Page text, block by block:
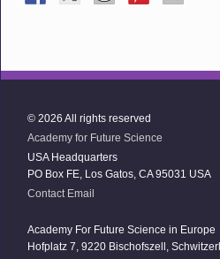
© 2026 All rights reserved
Academy for Future Science
USA Headquarters
PO Box FE, Los Gatos, CA 95031 USA
Contact Email
Academy For Future Science in Europe
Hofplatz 7, 9220 Bischofszell,